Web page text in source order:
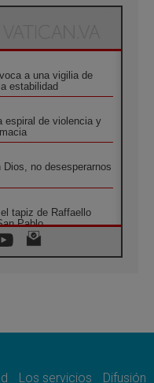
a una vigilia de
estabilidad
espiral de violencia y
no desesperarnos
tapiz de Raffaello
Pablo
no se compra con una
Los servicios Difusión